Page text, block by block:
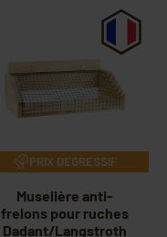
PRIX DEGRESSIF
Muselière anti-
frelons pour ruches
Dadant/Langstroth